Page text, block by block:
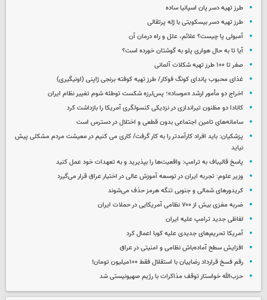
طرز تهیه دسر پان اسپانیا ساده
طرز تهیه دسر بیسکویتی با ژله پرتقالی
آمبولی پا چیست؟ علائم، علل و راه درمان آن
آیا تا به حال هواری پلو به گوشتان خورده است؟
صفر تا ۱۰۰ طرز تهیه شکلات آلمانی
غذای محبوب پاندای کونگ فوکار/ طرز تهیه کوفته برنجی ژاپنی (اونیگیری)
اخراج دو مأمور ارشد «موساد»؛ پس‌لرزه شکست توطئه شوم تغییر نظام ایران
کانادا دو مظنون تیراندازی در نزدیکی کنسولگری آمریکا را بازداشت کرد
سامانه‌های تامین اجتماعی بدون قطعی و اختلال در دسترس است
پزشکیان: باید افراد کارآمدتر را به کار گرفت/ کاری می کنیم در معیشت مردم مشکلی پیش
نیاید
پاسخ قالیباف به ترامپ: واقعیت‌ها را بپذیرید و به تعهدات خود عمل کنید
وزیر علوم: تجربه ایران در توسعه آموزش عالی در اختیار عراق قرار می‌گیرد
کریدورهای شمالی و جنوبی تنگه هرمز حذف می‌شوند
ضربه مغزی بیش از ۷۰۰ نظامی آمریکایی در حملات ایران
لفاظی جدید ترامپ علیه ایران
آمریکا تحریم‌های جدیدی علیه کوبا اعمال کرد
افزایش سطح آماده‌باش نظامی و امنیتی در عراق
رقم فسخ قرارداد رضاییان با استقلال فقط ۱۰۰میلیون تومان!
حزب‌الله خواستار توقف مذاکرات با رژیم صهیونیستی شد